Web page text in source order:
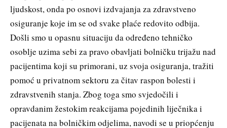
ljudskost, onda po osnovi izdvajanja za zdravstveno
osiguranje koje im se od svake plaće redovito odbija.
Došli smo u opasnu situaciju da određeno tehničko
osoblje uzima sebi za pravo obavljati bolničku trijažu nad
pacijentima koji su primorani, uz svoja osiguranja, tražiti
pomoć u privatnom sektoru za čitav raspon bolesti i
zdravstvenih stanja. Zbog toga smo svjedočili i
opravdanim žestokim reakcijama pojedinih liječnika i
pacijenata na bolničkim odjelima, navodi se u priopćenju